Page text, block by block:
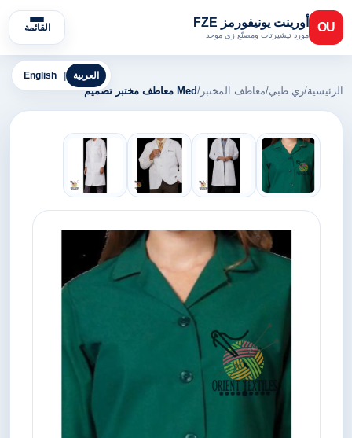
OU أورينت يونيفورمز FZE
مورد تيشيرتات ومصنّع زي موحد
القائمة
English العربية
الرئيسية/زي طبي/معاطف المختبر /Med معاطف مختبر تصميم